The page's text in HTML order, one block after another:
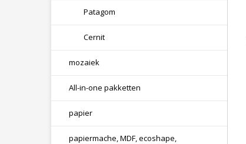
Patagom
Cernit
mozaiek
All-in-one pakketten
papier
papiermache, MDF, ecoshape,